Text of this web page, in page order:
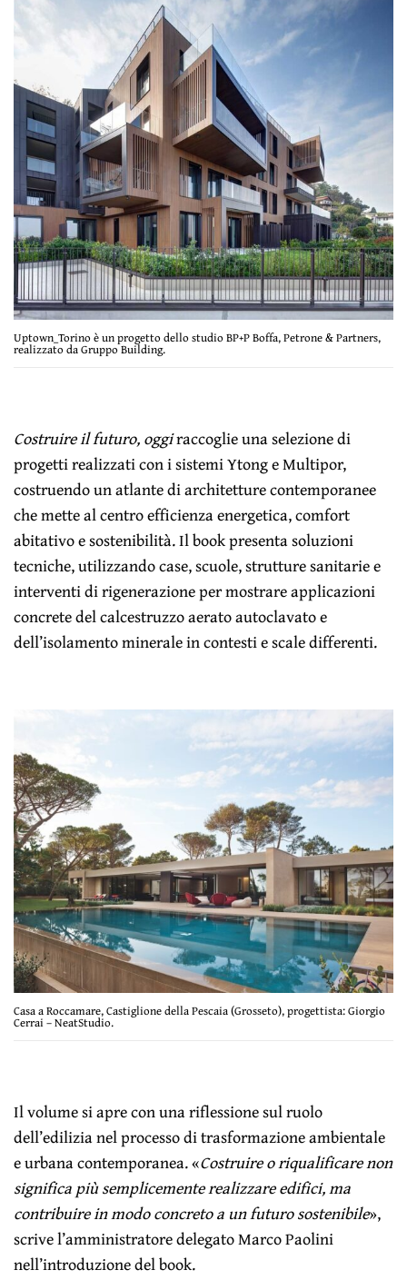
Uptown_Torino è un progetto dello studio BP+P Boffa, Petrone & Partners,
realizzato da Gruppo Building.
Costruire il futuro, oggiraccoglie una selezione di
progetti realizzati con i sistemi Ytong e Multipor,
costruendo un atlante di architetture contemporanee
che mette al centro efficienza energetica, comfort
abitativo e sostenibilità. Il book presenta soluzioni
tecniche, utilizzando case, scuole, strutture sanitarie e
interventi di rigenerazione per mostrare applicazioni
concrete del calcestruzzo aerato autoclavato e
dell’isolamento minerale in contesti e scale differenti.
Casa a Roccamare, Castiglione della Pescaia (Grosseto), progettista: Giorgio
Cerrai – NeatStudio.
Il volume si apre con una riflessione sul ruolo
dell’edilizia nel processo di trasformazione ambientale
e urbana contemporanea. «Costruire o riqualificare non
significa più semplicemente realizzare edifici, ma
contribuire in modo concreto a un futuro sostenibile»,
scrive l’amministratore delegato Marco Paolini
nell’introduzione del book.